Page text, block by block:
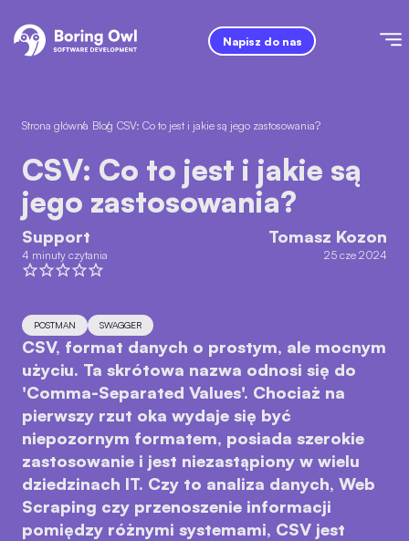
Napisz do nas
Strona główna
/ Blog
/ CSV: Co to jest i jakie są jego zastosowania?
CSV: Co to jest i jakie są
jego zastosowania?
Support
4 minuty czytania
Tomasz Kozon
25 cze 2024
POSTMAN SWAGGER
CSV, format danych o prostym, ale mocnym
użyciu. Ta skrótowa nazwa odnosi się do
'Comma-Separated Values'. Chociaż na
pierwszy rzut oka wydaje się być
niepozornym formatem, posiada szerokie
zastosowanie i jest niezastąpiony w wielu
dziedzinach IT. Czy to analiza danych, Web
Scraping czy przenoszenie informacji
pomiędzy różnymi systemami, CSV jest